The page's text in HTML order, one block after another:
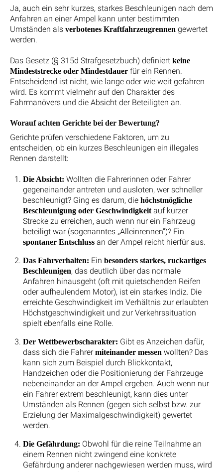
Ja, auch ein sehr kurzes, starkes Beschleunigen nach dem
Anfahren an einer Ampel kann unter bestimmten
Umständen als verbotenes Kraftfahrzeugrennen gewertet
werden.
Das Gesetz (§ 315d Strafgesetzbuch) definiert keine
Mindeststrecke oder Mindestdauer für ein Rennen.
Entscheidend ist nicht, wie lange oder wie weit gefahren
wird. Es kommt vielmehr auf den Charakter des
Fahrmanövers und die Absicht der Beteiligten an.
Worauf achten Gerichte bei der Bewertung?
Gerichte prüfen verschiedene Faktoren, um zu
entscheiden, ob ein kurzes Beschleunigen ein illegales
Rennen darstellt:
Die Absicht: Wollten die Fahrerinnen oder Fahrer
gegeneinander antreten und ausloten, wer schneller
beschleunigt? Ging es darum, die höchstmögliche
Beschleunigung oder Geschwindigkeitauf kurzer
Strecke zu erreichen, auch wenn nur ein Fahrzeug
beteiligt war (sogenanntes „Alleinrennen“)? Ein
spontaner Entschlussan der Ampel reicht hierfür aus.
Das Fahrverhalten: Ein besonders starkes, ruckartiges
Beschleunigen, das deutlich über das normale
Anfahren hinausgeht (oft mit quietschenden Reifen
oder aufheulendem Motor), ist ein starkes Indiz. Die
erreichte Geschwindigkeit im Verhältnis zur erlaubten
Höchstgeschwindigkeit und zur Verkehrssituation
spielt ebenfalls eine Rolle.
Der Wettbewerbscharakter: Gibt es Anzeichen dafür,
dass sich die Fahrer miteinander messen wollten? Das
kann sich zum Beispiel durch Blickkontakt,
Handzeichen oder die Positionierung der Fahrzeuge
nebeneinander an der Ampel ergeben. Auch wenn nur
ein Fahrer extrem beschleunigt, kann dies unter
Umständen als Rennen (gegen sich selbst bzw. zur
Erzielung der Maximalgeschwindigkeit) gewertet
werden.
Die Gefährdung: Obwohl für die reine Teilnahme an
einem Rennen nicht zwingend eine konkrete
Gefährdung anderer nachgewiesen werden muss, wird